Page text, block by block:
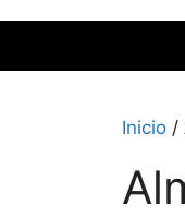
Inicio /